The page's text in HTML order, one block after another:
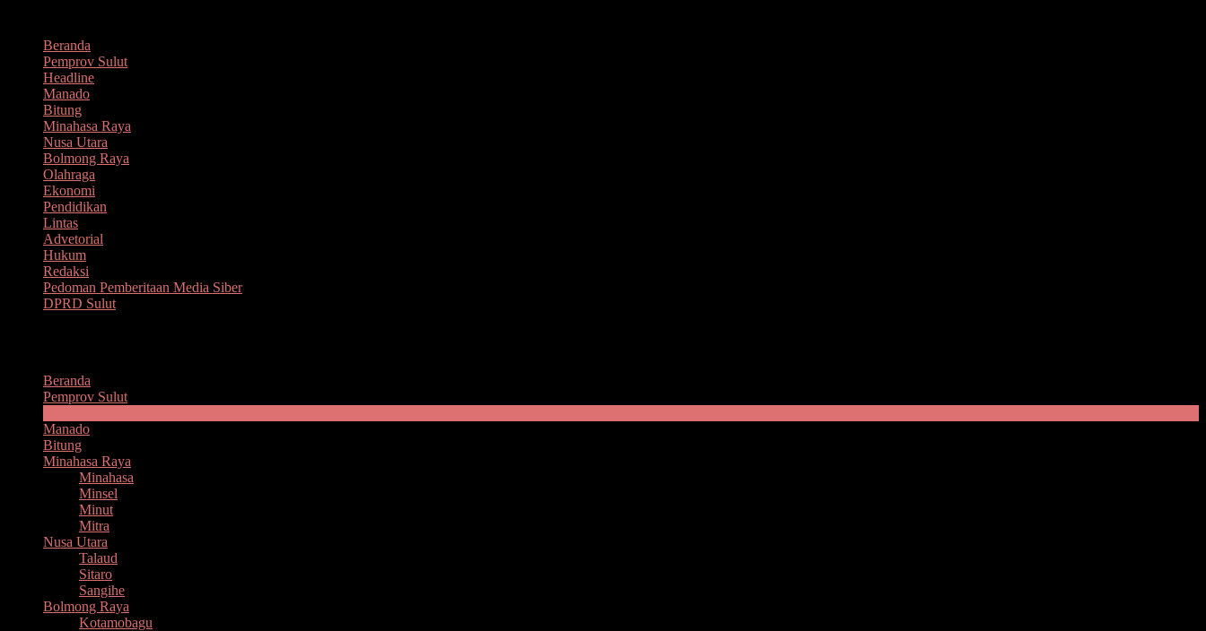
kontenBeranda
Pemprov Sulut
Headline
Manado
Bitung
Minahasa Raya
Nusa Utara
Bolmong Raya
Olahraga
Ekonomi
Pendidikan
Lintas
Advetorial
Hukum
Redaksi
Pedoman Pemberitaan Media Siber
DPRD Sulut
Beranda
Pemprov Sulut
Manado
Bitung
Minahasa Raya
Minahasa
Minsel
Minut
Mitra
Nusa Utara
Talaud
Sitaro
Sangihe
Bolmong Raya
Kotamobagu